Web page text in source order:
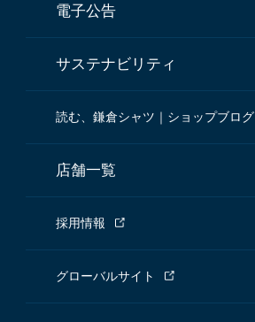
電子公告
サステナビリティ
読む、鎌倉シャツ｜ショップブログ
店舗一覧
採用情報
グローバルサイト